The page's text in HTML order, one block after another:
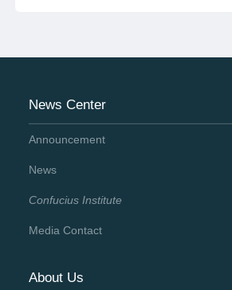
News Center
Announcement
News
Confucius Institute
Media Contact
About Us